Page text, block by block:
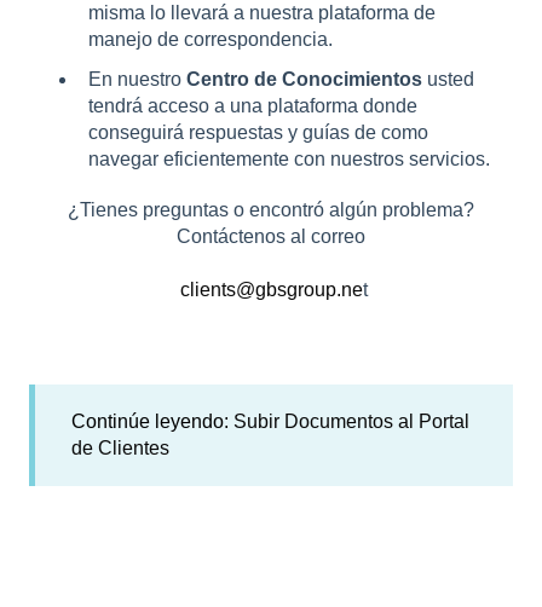
misma lo llevará a nuestra plataforma de
manejo de correspondencia.
En nuestro Centro de Conocimientos usted
tendrá acceso a una plataforma donde
conseguirá respuestas y guías de como
navegar eficientemente con nuestros servicios.
¿Tienes preguntas o encontró algún problema?
Contáctenos al correo
clients@gbsgroup.net
Continúe leyendo: Subir Documentos al Portal
de Clientes